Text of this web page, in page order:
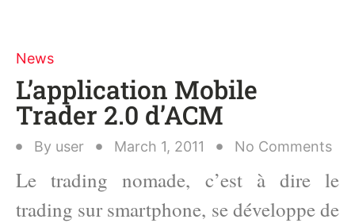
News
L’application Mobile
Trader 2.0 d’ACM
By user March 1, 2011 No Comments
Le trading nomade, c’est à dire le
trading sur smartphone, se développe de